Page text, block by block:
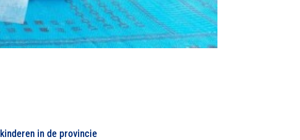
in de provincie